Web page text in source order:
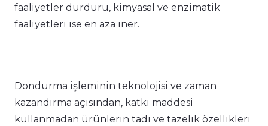
faaliyetler durduru, kimyasal ve enzimatik
faaliyetleri ise en aza iner.
Dondurma işleminin teknolojisi ve zaman
kazandırma açısından, katkı maddesi
kullanmadan ürünlerin tadı ve tazelik özellikleri